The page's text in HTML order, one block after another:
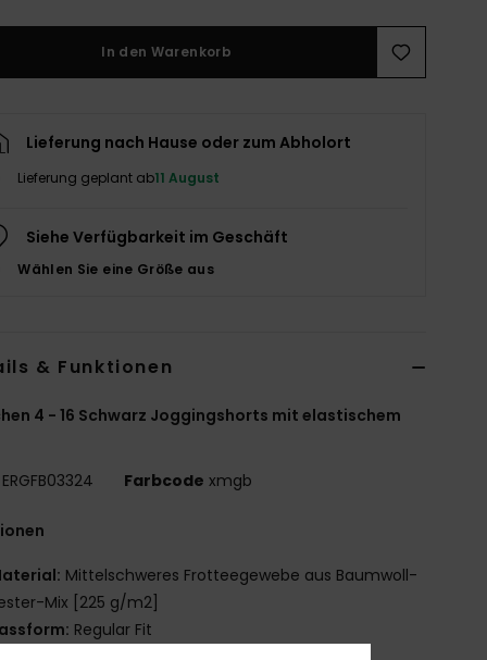
In den Warenkorb
Lieferung nach Hause oder zum Abholort
Lieferung geplant ab11 August
Siehe Verfügbarkeit im Geschäft
Wählen Sie eine Größe aus
& Funktionen
4 - 16 Schwarz Joggingshorts mit elastischem
ERGFB03324 Farbcode xmgb
Mittelschweres Frotteegewebe aus Baumwoll-
Mix [225 g/m2]
Regular Fit